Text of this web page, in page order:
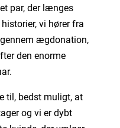
par, der længes
vi hører fra
ægdonation,
den enorme
til, bedst muligt, at
og vi er dybt